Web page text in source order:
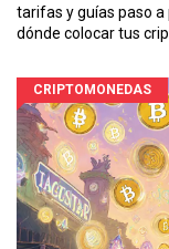
tarifas y guías paso
dónde colocar tus
CRIPTOMONEDAS